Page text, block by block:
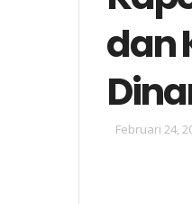
dan
Februari 24,